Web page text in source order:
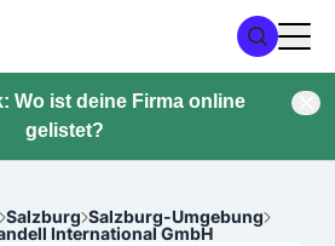
Wo ist deine Firma online
gelistet?
Salzburg Salzburg-Umgebung
International GmbH